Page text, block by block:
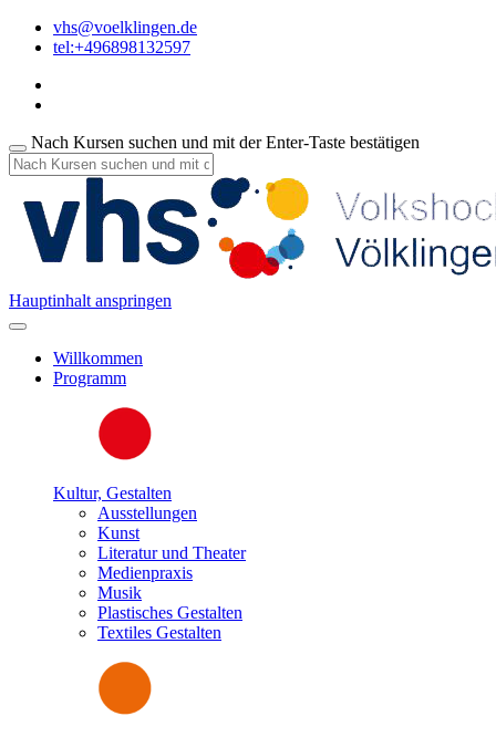
vhs@voelklingen.de
tel:+496898132597
Nach Kursen suchen und mit der Enter-Taste bestätigen
Hauptinhalt anspringen
Willkommen
Programm
Kultur, Gestalten
Ausstellungen
Kunst
Literatur und Theater
Medienpraxis
Musik
Plastisches Gestalten
Textiles Gestalten